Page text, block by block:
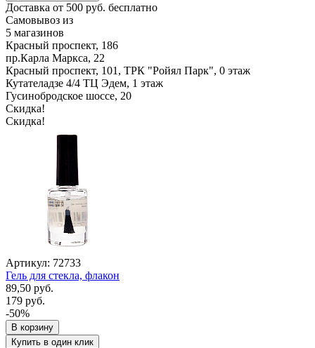
Доставка от 500 руб. бесплатно
Самовывоз из
5 магазинов
Красный проспект, 186
пр.Карла Маркса, 22
Красный проспект, 101, ТРК "Ройял Парк", 0 этаж
Кутателадзе 4/4 ТЦ Эдем, 1 этаж
Гусинобродское шоссе, 20
Скидка!
Скидка!
Артикул: 72733
Гель для стекла, флакон
89,50 руб.
179 руб.
-50%
В корзину
Купить в один клик